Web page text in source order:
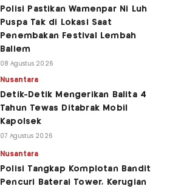
Polisi Pastikan Wamenpar Ni Luh
Puspa Tak di Lokasi Saat
Penembakan Festival Lembah
Baliem
08 Agustus 2026
Nusantara
Detik-Detik Mengerikan Balita 4
Tahun Tewas Ditabrak Mobil
Kapolsek
07 Agustus 2026
Nusantara
Polisi Tangkap Komplotan Bandit
Pencuri Baterai Tower, Kerugian